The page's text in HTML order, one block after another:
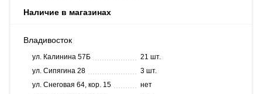
Наличие в магазинах
Владивосток
ул. Калинина 57Б
21 шт.
ул. Сипягина 28
3 шт.
ул. Снеговая 64, кор. 15
нет